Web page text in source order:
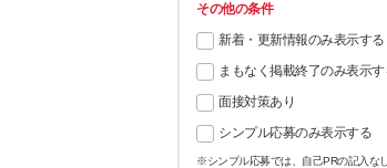
その他の条件
新着・更新情報のみ表示する
まもなく掲載終了のみ表示す
面接対策あり
シンプル応募のみ表示する
※シンプル応募では、自己PRの記入な